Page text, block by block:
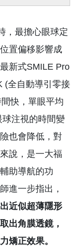
最擔心眼球定
置偏移影響成
新式SMILE Pro
(全自動導引零接
快，單眼平均
注視的時間變
也會降低，對
說，是一大福
助導航的功
進一步指出，
近似超薄隱形
出角膜透鏡，
矯正效果。